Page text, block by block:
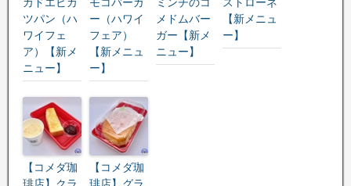
ツパン（ハ
ワイフェ
ア）【新メ
ニュー】
ー（ハワイ
フェア）
【新メニュ
ー】
メドムバー
ガー【新メ
ニュー】
【新メニュ
ー】
【コメダ珈
琲店】クラ
【コメダ珈
琲店】グラ